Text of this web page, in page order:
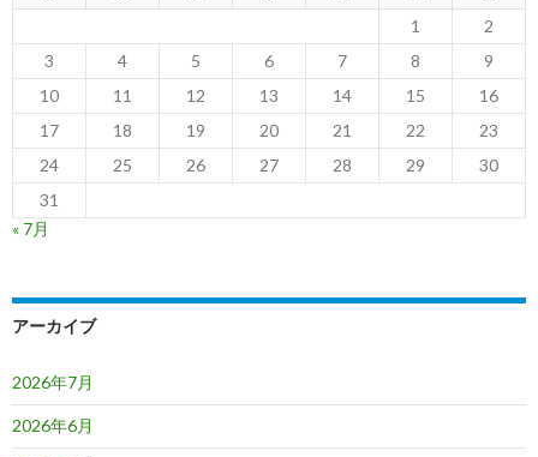
1
2
3
4 5 6 7 8
9
10
11 12 13 14 15
16
17
18 19 20 21 22
23
24
25 26 27 28 29
30
31
« 7月
アーカイブ
2026年7月
2026年6月